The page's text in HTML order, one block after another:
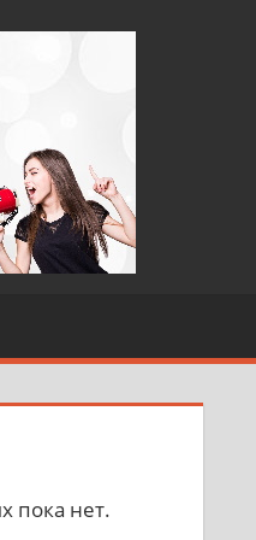
пока нет.